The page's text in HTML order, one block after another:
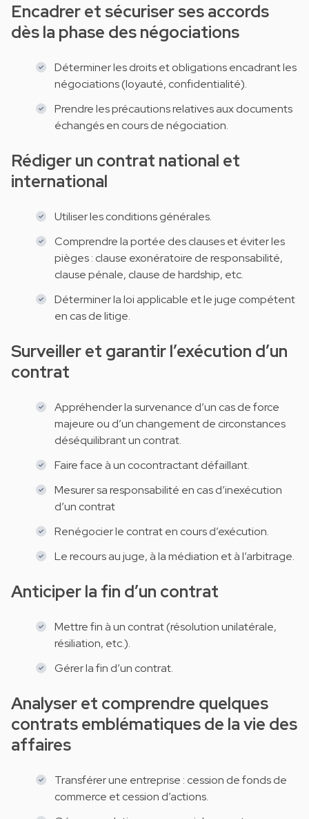
Encadrer et sécuriser ses accords
dès la phase des négociations
Déterminer les droits et obligations encadrant les
négociations (loyauté, confidentialité).
Prendre les précautions relatives aux documents
échangés en cours de négociation.
Rédiger un contrat national et
international
Utiliser les conditions générales.
Comprendre la portée des clauses et éviter les
pièges : clause exonératoire de responsabilité,
clause pénale, clause de hardship, etc.
Déterminer la loi applicable et le juge compétent
en cas de litige.
Surveiller et garantir l’exécution d’un
contrat
Appréhender la survenance d’un cas de force
majeure ou d’un changement de circonstances
déséquilibrant un contrat.
Faire face à un cocontractant défaillant.
Mesurer sa responsabilité en cas d’inexécution
d’un contrat
Renégocier le contrat en cours d’exécution.
Le recours au juge, à la médiation et à l’arbitrage.
Anticiper la fin d’un contrat
Mettre fin à un contrat (résolution unilatérale,
résiliation, etc.).
Gérer la fin d’un contrat.
Analyser et comprendre quelques
contrats emblématiques de la vie des
affaires
Transférer une entreprise : cession de fonds de
commerce et cession d’actions.